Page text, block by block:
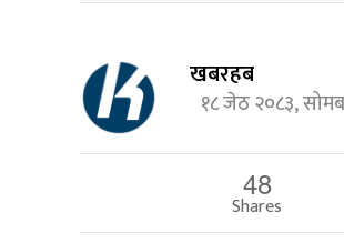
खबरहब
१८ जेठ २०८३,
48
Shares